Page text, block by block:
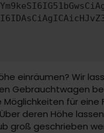
einräumen? Wir
Gebrauchtwagen
für eine
deren Höhe
groß geschrieben